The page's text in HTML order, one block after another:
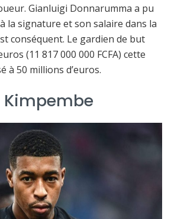
Gianluigi Donnarumma a pu
la signature et son salaire dans la
conséquent. Le gardien de but
(11 817 000 000 FCFA) cette
à 50 millions d’euros.
Kimpembe